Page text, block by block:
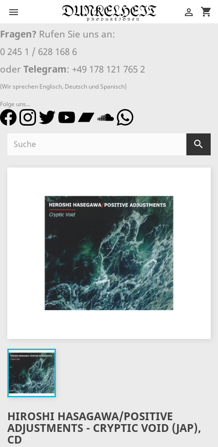
 shopping_cart

Fragen? Rufen Sie uns an:
0 245 1 / 628 168 6
oder Telegram: +49 178 121 765 2
(Wir sprechen Englisch, Deutsch und Spanisch)
Folge uns...

HIROSHI HASAGAWA/POSITIVE
ADJUSTMENTS - CRYPTIC VOID (JAP),
CD